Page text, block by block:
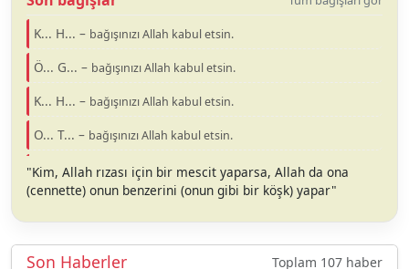
K... H... – bağışınızı Allah kabul etsin.
Ö... G... – bağışınızı Allah kabul etsin.
K... H... – bağışınızı Allah kabul etsin.
O... T... – bağışınızı Allah kabul etsin.
M... B... – bağışınızı Allah kabul etsin.
"Kim, Allah rızası için bir mescit yaparsa, Allah da ona
(cennette) onun benzerini (onun gibi bir köşk) yapar"
Son Haberler
Toplam 107 haber